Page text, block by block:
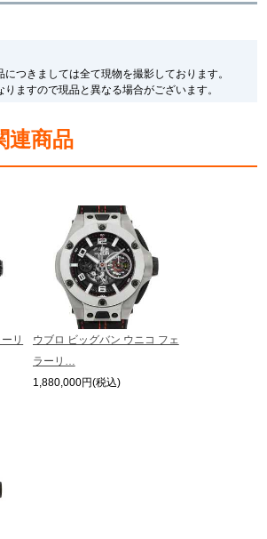
RASIN公式ブログ
SNS・動画
Overseas Customers
简体中文
つきましては全て現物を撮影しております。
ますので現品と異なる場合がございます。
連商品
リ
ウブロ ビッグバン ウニコ フェ
ラーリ…
1,880,000円(税込)
に個体差がございますのでご了承下さいませ。
ーチェンジがなされる場合がございますが、在庫品
きますので予めご了承の程お願いいたします。
品につきましては現品を撮影しております。
ております為、サイトでのご注文と店頭処理との時
がございます。
希望される場合にも、事前に在庫の確認をお電話か
ただけますようお願いいたします。
ド品の場合、外装および内部機械に代替部品を使用
。
価格となっております。
ございますのでご了承くださいませ。